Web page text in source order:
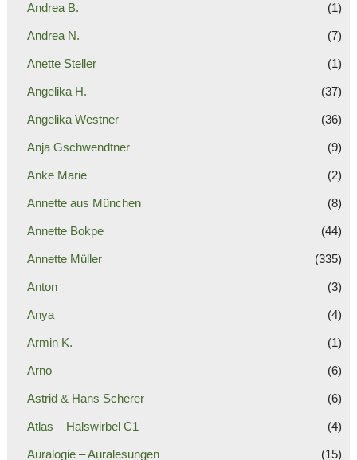
Andrea B. (1)
Andrea N. (7)
Anette Steller (1)
Angelika H. (37)
Angelika Westner (36)
Anja Gschwendtner (9)
Anke Marie (2)
Annette aus München (8)
Annette Bokpe (44)
Annette Müller (335)
Anton (3)
Anya (4)
Armin K. (1)
Arno (6)
Astrid & Hans Scherer (6)
Atlas – Halswirbel C1 (4)
Auralogie – Auralesungen (15)